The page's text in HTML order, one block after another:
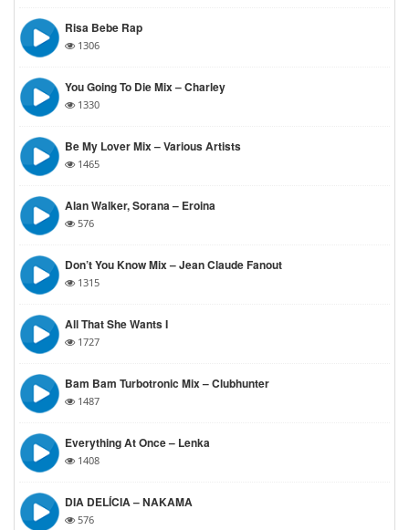
Risa Bebe Rap
1306
You Going To Die Mix – Charley
1330
Be My Lover Mix – Various Artists
1465
Alan Walker, Sorana – Eroina
576
Don’t You Know Mix – Jean Claude Fanout
1315
All That She Wants I
1727
Bam Bam Turbotronic Mix – Clubhunter
1487
Everything At Once – Lenka
1408
DIA DELÍCIA – NAKAMA
576